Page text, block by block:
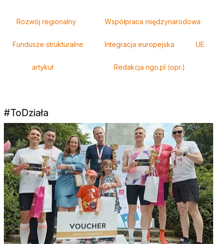
Rozwój regionalny Współpraca międzynarodowa
Fundusze strukturalne Integracja europejska UE
artykuł Redakcja ngo.pl (opr.)
#ToDziała